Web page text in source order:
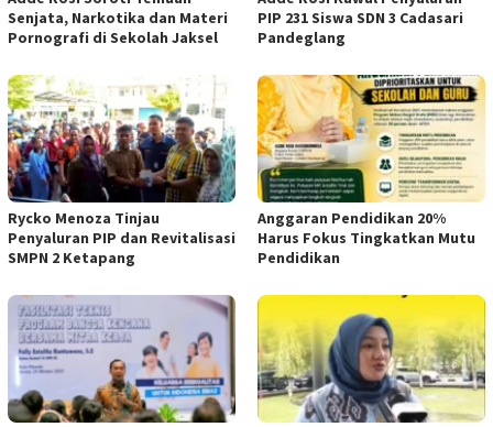
Senjata, Narkotika dan Materi
Pornografi di Sekolah Jaksel
PIP 231 Siswa SDN 3 Cadasari
Pandeglang
Rycko Menoza Tinjau
Penyaluran PIP dan Revitalisasi
SMPN 2 Ketapang
Anggaran Pendidikan 20%
Harus Fokus Tingkatkan Mutu
Pendidikan